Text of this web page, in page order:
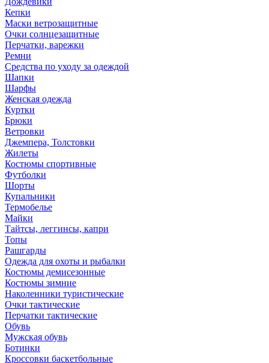
Кепки
Маски ветрозащитные
Очки солнцезащитные
Перчатки, варежки
Ремни
Средства по уходу за одеждой
Шапки
Шарфы
Женская одежда
Куртки
Брюки
Ветровки
Джемпера, Толстовки
Жилеты
Костюмы спортивные
Футболки
Шорты
Купальники
Термобелье
Майки
Тайтсы, леггинсы, капри
Топы
Рашгарды
Одежда для охоты и рыбалки
Костюмы демисезонные
Костюмы зимние
Наколенники туристические
Очки тактические
Перчатки тактические
Обувь
Мужская обувь
Ботинки
Кроссовки баскетбольные